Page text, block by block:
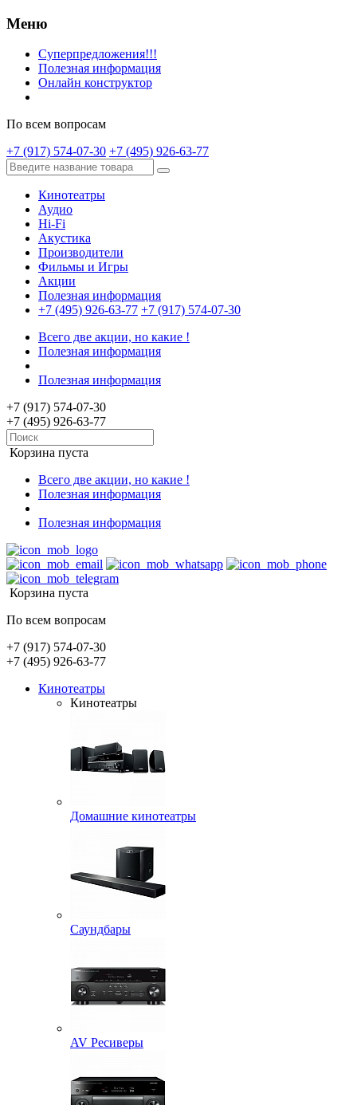
Меню
Суперпредложения!!!
Полезная информация
Онлайн конструктор
По всем вопросам
+7 (917) 574-07-30 +7 (495) 926-63-77
Кинотеатры
Аудио
Hi-Fi
Акустика
Производители
Фильмы и Игры
Акции
Полезная информация
+7 (495) 926-63-77 +7 (917) 574-07-30
Всего две акции, но какие !
Полезная информация
Полезная информация
+7 (917) 574-07-30
+7 (495) 926-63-77
Корзина пуста
Всего две акции, но какие !
Полезная информация
Полезная информация
Корзина пуста
По всем вопросам
+7 (917) 574-07-30
+7 (495) 926-63-77
Кинотеатры
Кинотеатры
Домашние кинотеатры
Саундбары
AV Ресиверы